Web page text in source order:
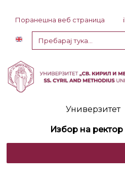
Поранешна веб страница
Пребарај
за:
Универзитет
Избор на